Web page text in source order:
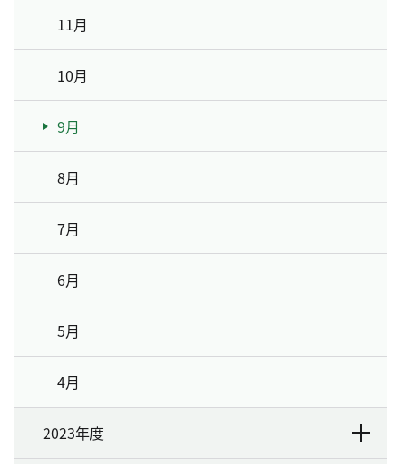
11月
10月
9月
8月
7月
6月
5月
4月
2023年度